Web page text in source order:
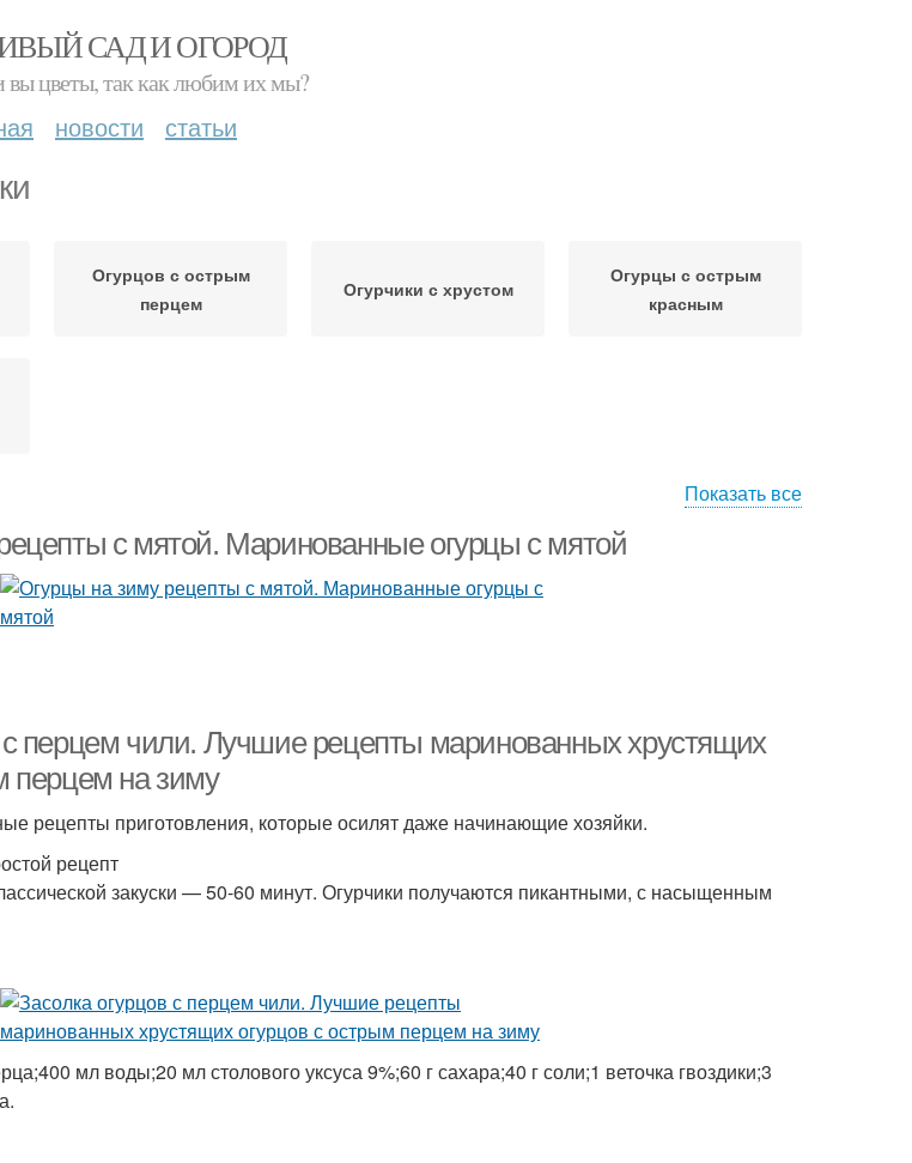
САД И ОГОРОД
вы цветы, так как любим их мы?
новости статьи
Огурцов с острым
перцем
Огурчики с хрустом
Огурцы с острым
красным
Показать все
с мятой. Маринованные огурцы с мятой
с перцем чили. Лучшие рецепты маринованных хрустящих
перцем на зиму
рецепты приготовления, которые осилят даже начинающие хозяйки.
рецепт
закуски — 50-60 минут. Огурчики получаются пикантными, с насыщенным
мл воды;20 мл столового уксуса 9%;60 г сахара;40 г соли;1 веточка гвоздики;3